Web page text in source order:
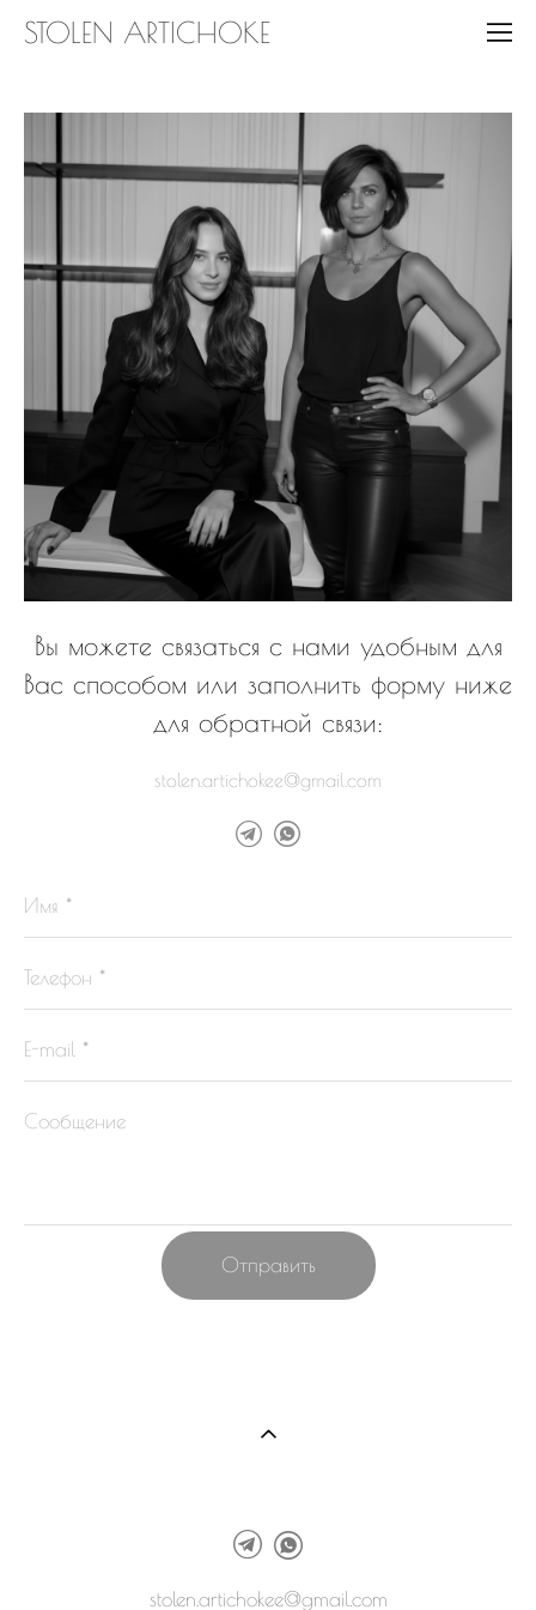
STOLEN ARTICHOKE
Вы можете связаться с нами удобным для
Вас способом или заполнить форму ниже
для обратной связи:
stolen.artichokee@gmail.com
Имя *
Телефон *
E-mail *
Сообщение
Отправить
stolen.artichokee@gmail.com